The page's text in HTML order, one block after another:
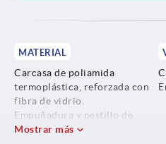
MATERIAL
Carcasa de poliamida
termoplástica, reforzada con
fibra de vidrio.
Empuñadura y pestillo de
fundición inyectada de cinc.
Mostrar más